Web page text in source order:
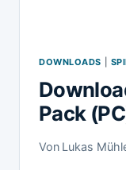
DOWNLOADS
Pack
Von Lukas